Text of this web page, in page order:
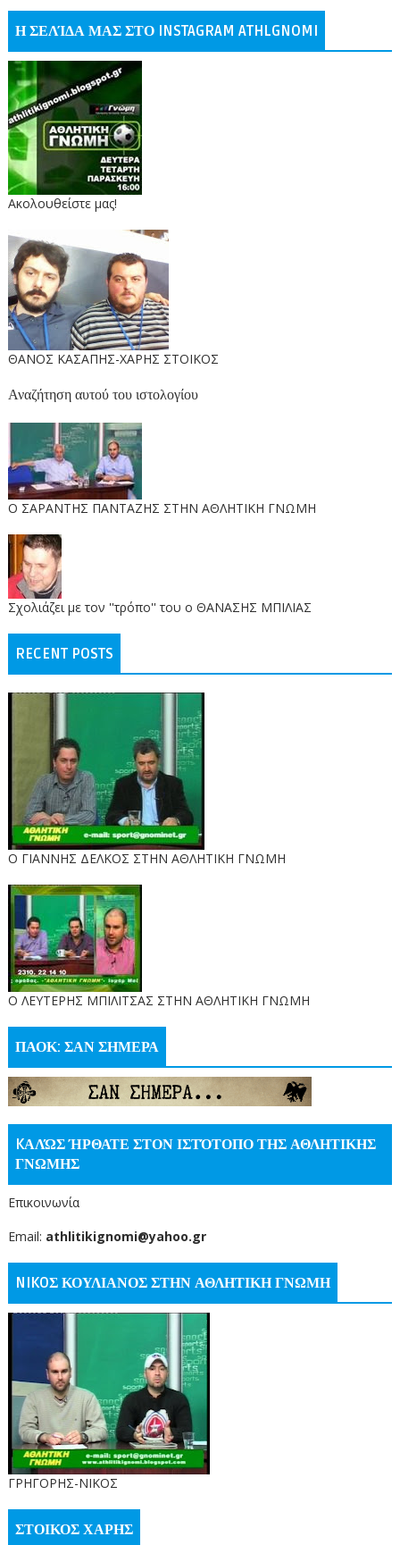
Η ΣΕΛΊΔΑ ΜΑΣ ΣΤΟ INSTAGRAM ATHLGNOMI
Ακολουθείστε μας!
ΘΑΝΟΣ ΚΑΣΑΠΗΣ-ΧΑΡΗΣ ΣΤΟΙΚΟΣ
Αναζήτηση αυτού του ιστολογίου
O ΣΑΡΑΝΤΗΣ ΠΑΝΤΑΖΗΣ ΣΤΗΝ ΑΘΛΗΤΙΚΗ ΓΝΩΜΗ
Σχολιάζει με τον ''τρόπο'' του ο ΘΑΝΑΣΗΣ ΜΠΙΛΙΑΣ
RECENT POSTS
Ο ΓΙΑΝΝΗΣ ΔΕΛΚΟΣ ΣΤΗΝ ΑΘΛΗΤΙΚΗ ΓΝΩΜΗ
O ΛΕΥΤΕΡΗΣ ΜΠΙΛΙΤΣΑΣ ΣΤΗΝ ΑΘΛΗΤΙΚΗ ΓΝΩΜΗ
ΠΑΟΚ: ΣΑΝ ΣΗΜΕΡΑ
KΑΛΏΣ ΉΡΘΑΤΕ ΣΤΟΝ ΙΣΤΌΤΟΠΟ ΤΗΣ ΑΘΛΗΤΙΚΗΣ
ΓΝΩΜΗΣ
Επικοινωνία
Email: athlitikignomi@yahoo.gr
NIKOΣ ΚΟΥΛΙΑΝΟΣ ΣΤΗΝ ΑΘΛΗΤΙΚΗ ΓΝΩΜΗ
ΓΡΗΓΟΡΗΣ-ΝΙΚΟΣ
ΣΤΟΙΚΟΣ ΧΑΡΗΣ